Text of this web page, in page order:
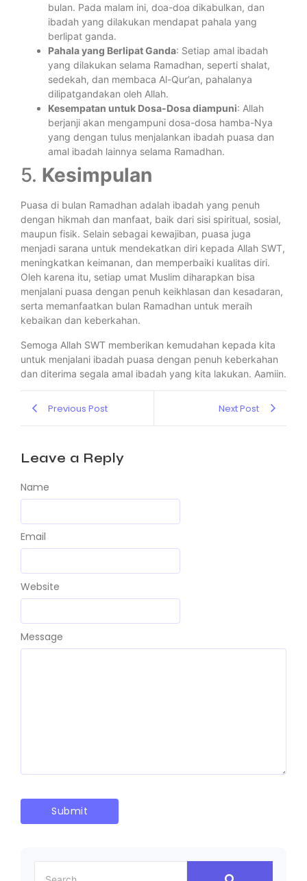
bulan. Pada malam ini, doa-doa dikabulkan, dan
ibadah yang dilakukan mendapat pahala yang
berlipat ganda.
Pahala yang Berlipat Ganda: Setiap amal ibadah
yang dilakukan selama Ramadhan, seperti shalat,
sedekah, dan membaca Al-Qur’an, pahalanya
dilipatgandakan oleh Allah.
Kesempatan untuk Dosa-Dosa diampuni: Allah
berjanji akan mengampuni dosa-dosa hamba-Nya
yang dengan tulus menjalankan ibadah puasa dan
amal ibadah lainnya selama Ramadhan.
5. Kesimpulan
Puasa di bulan Ramadhan adalah ibadah yang penuh
dengan hikmah dan manfaat, baik dari sisi spiritual, sosial,
maupun fisik. Selain sebagai kewajiban, puasa juga
menjadi sarana untuk mendekatkan diri kepada Allah SWT,
meningkatkan keimanan, dan memperbaiki kualitas diri.
Oleh karena itu, setiap umat Muslim diharapkan bisa
menjalani puasa dengan penuh keikhlasan dan kesadaran,
serta memanfaatkan bulan Ramadhan untuk meraih
kebaikan dan keberkahan.
Semoga Allah SWT memberikan kemudahan kepada kita
untuk menjalani ibadah puasa dengan penuh keberkahan
dan diterima segala amal ibadah yang kita lakukan. Aamiin.
Previous Post Next Post
Leave a Reply
Message
Name
Email
Website